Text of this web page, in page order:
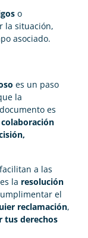
o
la situación,
asociado.
es un paso
la
es
colaboración
a las
la resolución
el
reclamación,
tus derechos